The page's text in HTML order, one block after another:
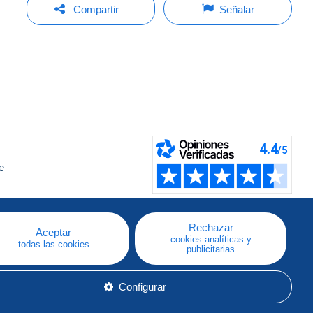
Compartir Señalar
Aceptar
todas las cookies
Rechazar
cookies analíticas y
publicitarias
Configurar